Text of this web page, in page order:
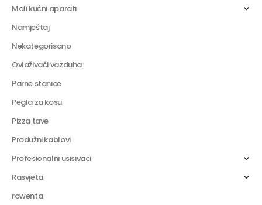
Mali kućni aparati
Namještaj
Nekategorisano
Ovlaživači vazduha
Parne stanice
Pegla za kosu
Pizza tave
Produžni kablovi
Profesionalni usisivaci
Rasvjeta
rowenta